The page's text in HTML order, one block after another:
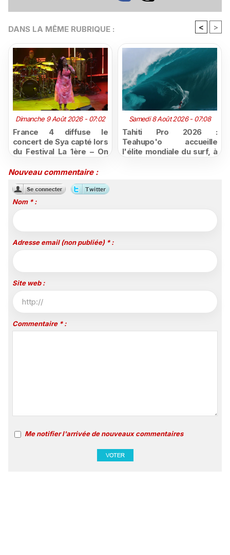
DANS LA MÊME RUBRIQUE : < >
Dimanche 9 Août 2026 - 07:02
France 4 diffuse le
concert de Sya capté lors
du Festival La 1ère – On
Samedi 8 Août 2026 - 07:08
Tahiti Pro 2026 :
Teahupo'o accueille
l'élite mondiale du surf, à
Nouveau commentaire :
Nom * :
Adresse email (non publiée) * :
Site web :
Commentaire * :
Me notifier l'arrivée de nouveaux commentaires